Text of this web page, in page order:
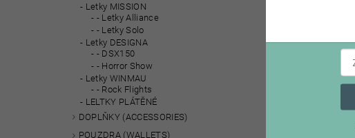
Letky MISSION
- Letky Alliance
- Letky Solo
Letky DESIGNA
- DSX150
- Horror Show
Letky WINMAU
- Rock Flights
LELTKY PLÁTĚNÉ
DOPLŇKY (ACCESSORIES)
POUZDRA (WALLETS)